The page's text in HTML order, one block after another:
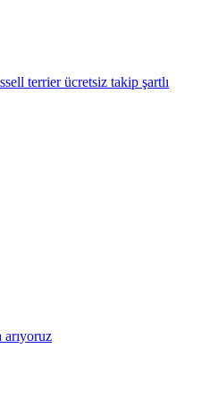
terrier ücretsiz takip şartlı
arıyoruz